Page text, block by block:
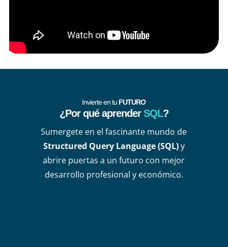
Invierte en tu FUTURO
¿Por qué aprenderSQL?
Sumergete en el fascinante mundo de
Structured Query Language (SQL)y
abrire puertas a un futuro con mejor
desarrollo profesional y económico.